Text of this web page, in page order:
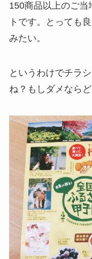
150商品以上のご
トです。とっても
みたい。
というわけでチラ
ね？もしダメなら